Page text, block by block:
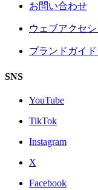
お問い合わせ
ウェブアクセ
ブランドガイ
SNS
YouTube
TikTok
Instagram
X
Facebook